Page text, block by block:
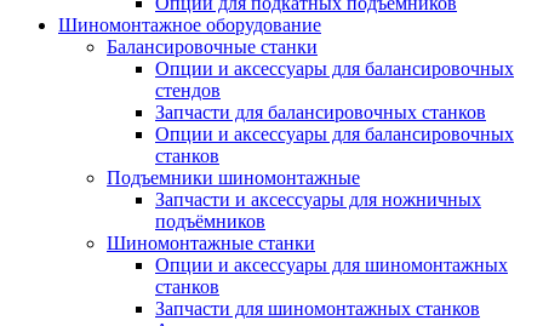
Шиномонтажное оборудование
Балансировочные станки
Опции и аксессуары для балансировочных
стендов
Запчасти для балансировочных станков
Опции и аксессуары для балансировочных
станков
Подъемники шиномонтажные
Запчасти и аксессуары для ножничных
подъёмников
Шиномонтажные станки
Опции и аксессуары для шиномонтажных
станков
Запчасти для шиномонтажных станков